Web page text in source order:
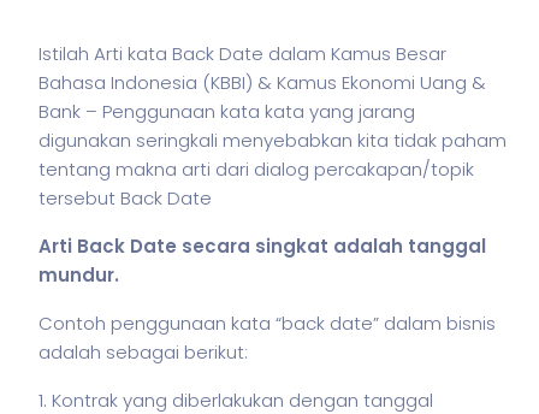
Istilah Arti kata Back Date dalam Kamus Besar
Bahasa Indonesia (KBBI) & Kamus Ekonomi Uang &
Bank – Penggunaan kata kata yang jarang
digunakan seringkali menyebabkan kita tidak paham
tentang makna arti dari dialog percakapan/topik
tersebut Back Date
Arti Back Date secara singkat adalah tanggal
mundur.
Contoh penggunaan kata “back date” dalam bisnis
adalah sebagai berikut:
1. Kontrak yang diberlakukan dengan tanggal